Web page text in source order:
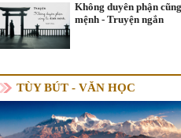
Không duyên phận
mệnh - Truyện ngắn
TÙY BÚT - VĂN HỌC